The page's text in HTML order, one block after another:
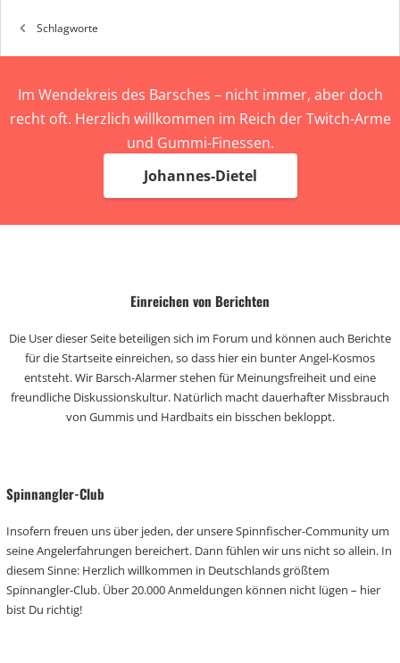
Schlagworte
Im Wendekreis des Barsches – nicht immer, aber doch
recht oft. Herzlich willkommen im Reich der Twitch-Arme
und Gummi-Finessen.
Johannes-Dietel
Einreichen von Berichten
Die User dieser Seite beteiligen sich im Forum und können auch Berichte
für die Startseite einreichen, so dass hier ein bunter Angel-Kosmos
entsteht. Wir Barsch-Alarmer stehen für Meinungsfreiheit und eine
freundliche Diskussionskultur. Natürlich macht dauerhafter Missbrauch
von Gummis und Hardbaits ein bisschen bekloppt.
Spinnangler-Club
Insofern freuen uns über jeden, der unsere Spinnfischer-Community um
seine Angelerfahrungen bereichert. Dann fühlen wir uns nicht so allein. In
diesem Sinne: Herzlich willkommen in Deutschlands größtem
Spinnangler-Club. Über 20.000 Anmeldungen können nicht lügen – hier
bist Du richtig!